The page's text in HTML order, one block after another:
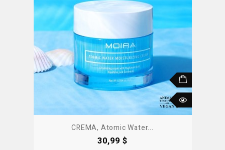
CREMA, Atomic Water...
Precio
30,99 $